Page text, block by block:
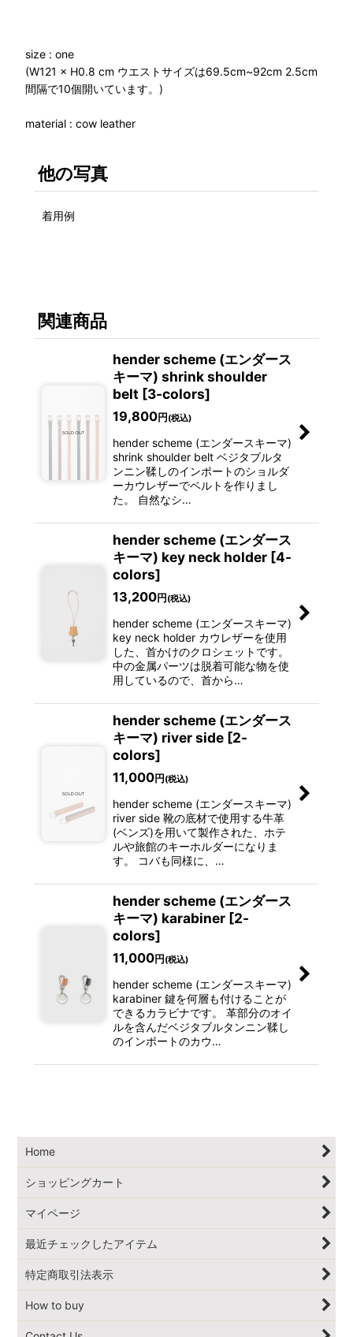
size : one
(W121 × H0.8 cm ウエストサイズは69.5cm~92cm 2.5cm
間隔で10個開いています。)
material : cow leather
他の写真
着用例
関連商品
hender scheme (エンダース
キーマ) shrink shoulder
belt [3-colors]
19,800円 (税込)
hender scheme (エンダースキーマ)
shrink shoulder belt ベジタブルタ
ンニン鞣しのインポートのショルダ
ーカウレザーでベルトを作りまし
た。 自然なシ…
hender scheme (エンダース
キーマ) key neck holder [4-
colors]
13,200円 (税込)
hender scheme (エンダースキーマ)
key neck holder カウレザーを使用
した、首かけのクロシェットです。
中の金属パーツは脱着可能な物を使
用しているので、首から…
hender scheme (エンダース
キーマ) river side [2-
colors]
11,000円 (税込)
hender scheme (エンダースキーマ)
river side 靴の底材で使用する牛革
(ベンズ)を用いて製作された、ホテ
ルや旅館のキーホルダーになりま
す。 コバも同様に、…
hender scheme (エンダース
キーマ) karabiner [2-
colors]
11,000円 (税込)
hender scheme (エンダースキーマ)
karabiner 鍵を何層も付けることが
できるカラビナです。 革部分のオイ
ルを含んだベジタブルタンニン鞣し
のインポートのカウ…
Home
ショッピングカート
マイページ
最近チェックしたアイテム
特定商取引法表示
How to buy